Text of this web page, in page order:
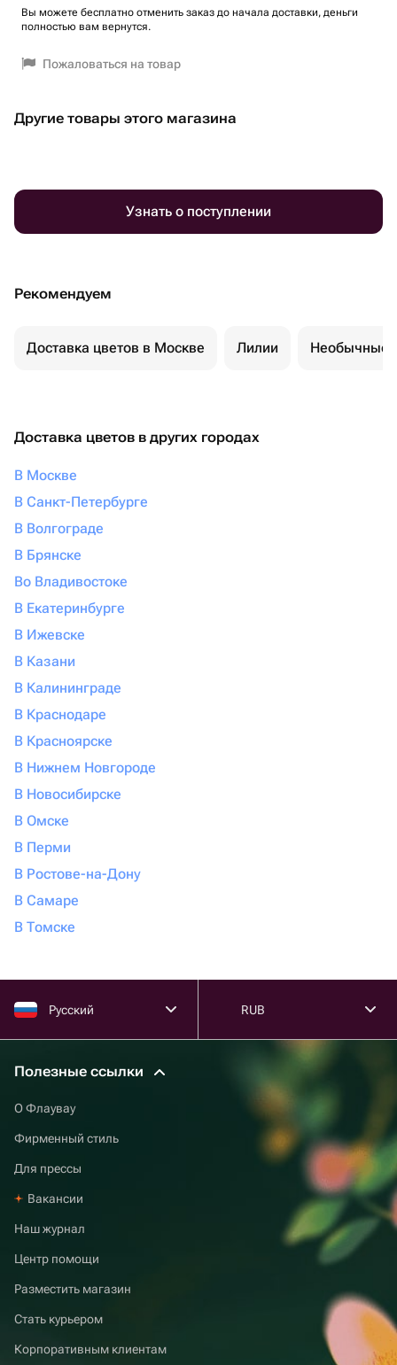
Вы можете бесплатно отменить заказ до начала доставки, деньги
полностью вам вернутся.
Пожаловаться на товар
Другие товары этого магазина
Узнать о поступлении
Рекомендуем
Доставка цветов в Москве Лилии Необычные
Доставка цветов в других городах
В Москве
В Санкт-Петербурге
В Волгограде
В Брянске
Во Владивостоке
В Екатеринбурге
В Ижевске
В Казани
В Калининграде
В Краснодаре
В Красноярске
В Нижнем Новгороде
В Новосибирске
В Омске
В Перми
В Ростове-на-Дону
В Самаре
В Томске
Русский RUB
Полезные ссылки
О Флаувау
Фирменный стиль
Для прессы
Вакансии
Наш журнал
Центр помощи
Разместить магазин
Стать курьером
Корпоративным клиентам